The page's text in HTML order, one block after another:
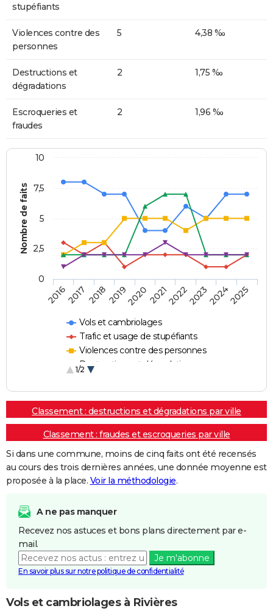
stupéfiants
Violences contre des
personnes
5 4,38 ‰
Destructions et
dégradations
2 1,75 ‰
Escroqueries et
fraudes
2 1,96 ‰
Nombre de faits
Vols et cambriolages
Trafic et usage de stupéfiants
Violences contre des personnes
Destructions et dégradations
1/2
20162017 20182019202020212022202320242025
0
2,5
5
7,5
10
Classement : destructions et dégradations par ville
Classement : fraudes et escroqueries par ville
Si dans une commune, moins de cinq faits ont été recensés
au cours des trois dernières années, une donnée moyenne est
proposée à la place. Voir la méthodologie.
A ne pas manquer
Recevez nos astuces et bons plans directement par e-
mail.
Je m'abonne
En savoir plus sur notre politique de confidentialité
Vols et cambriolages à Rivières